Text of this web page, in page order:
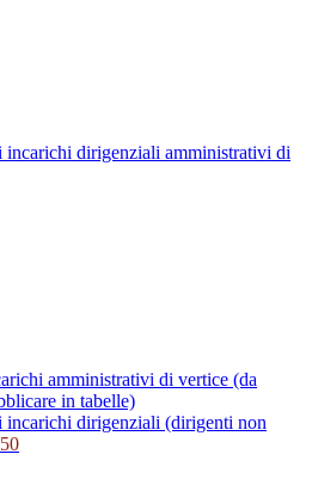
incarichi dirigenziali amministrativi di
amministrativi di vertice (da
in tabelle)
incarichi dirigenziali (dirigenti non
50